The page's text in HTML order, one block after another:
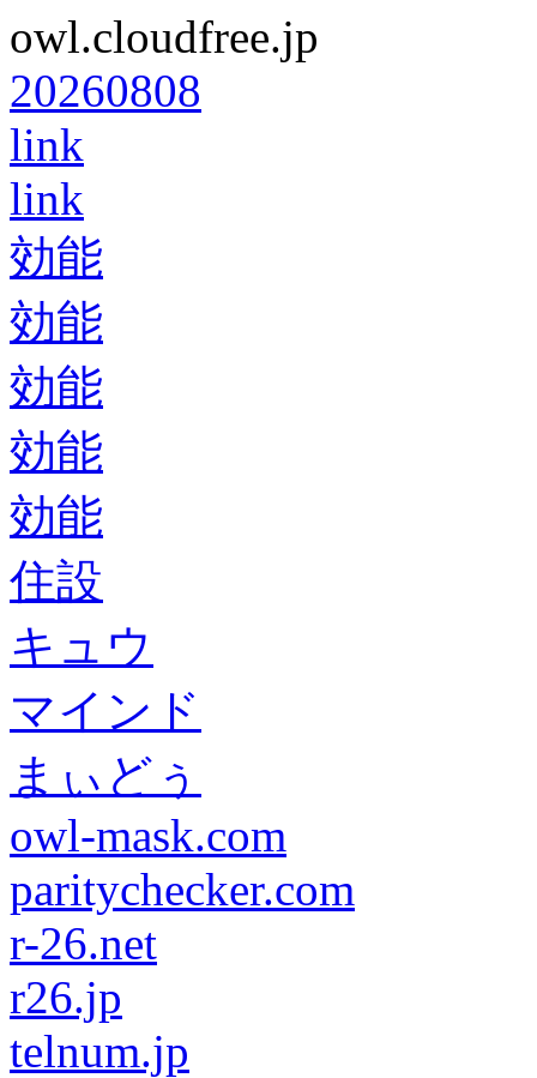
owl.cloudfree.jp
20260808
link
link
効能
効能
効能
効能
効能
住設
キュウ
マインド
まぃどぅ
owl-mask.com
paritychecker.com
r-26.net
r26.jp
telnum.jp